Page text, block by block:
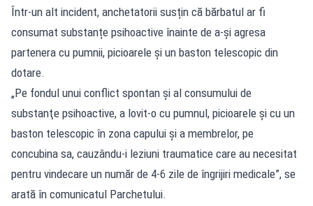
Într-un alt incident, anchetatorii susțin că bărbatul ar fi
consumat substanțe psihoactive înainte de a-și agresa
partenera cu pumnii, picioarele și un baston telescopic din
dotare.
„Pe fondul unui conflict spontan şi al consumului de
substanţe psihoactive, a lovit-o cu pumnul, picioarele şi cu un
baston telescopic în zona capului şi a membrelor, pe
concubina sa, cauzându-i leziuni traumatice care au necesitat
pentru vindecare un număr de 4-6 zile de îngrijiri medicale”, se
arată în comunicatul Parchetului.